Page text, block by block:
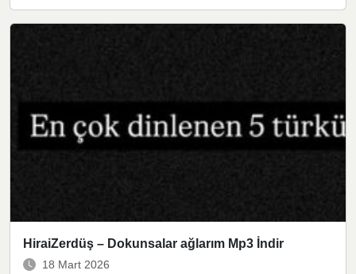
HiraiZerdüş – Dokunsalar ağlarım Mp3 İndir
18 Mart 2026